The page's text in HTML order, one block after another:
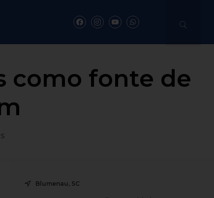
como fonte de
Blumenau, SC